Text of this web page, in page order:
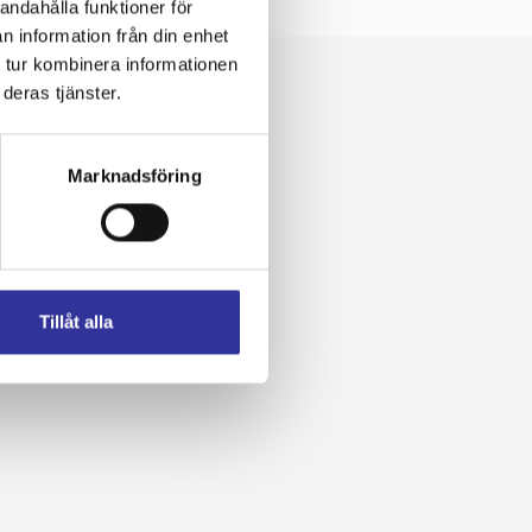
funktioner för
information från din enhet
kombinera informationen
tjänster.
Marknadsföring
Tillåt alla